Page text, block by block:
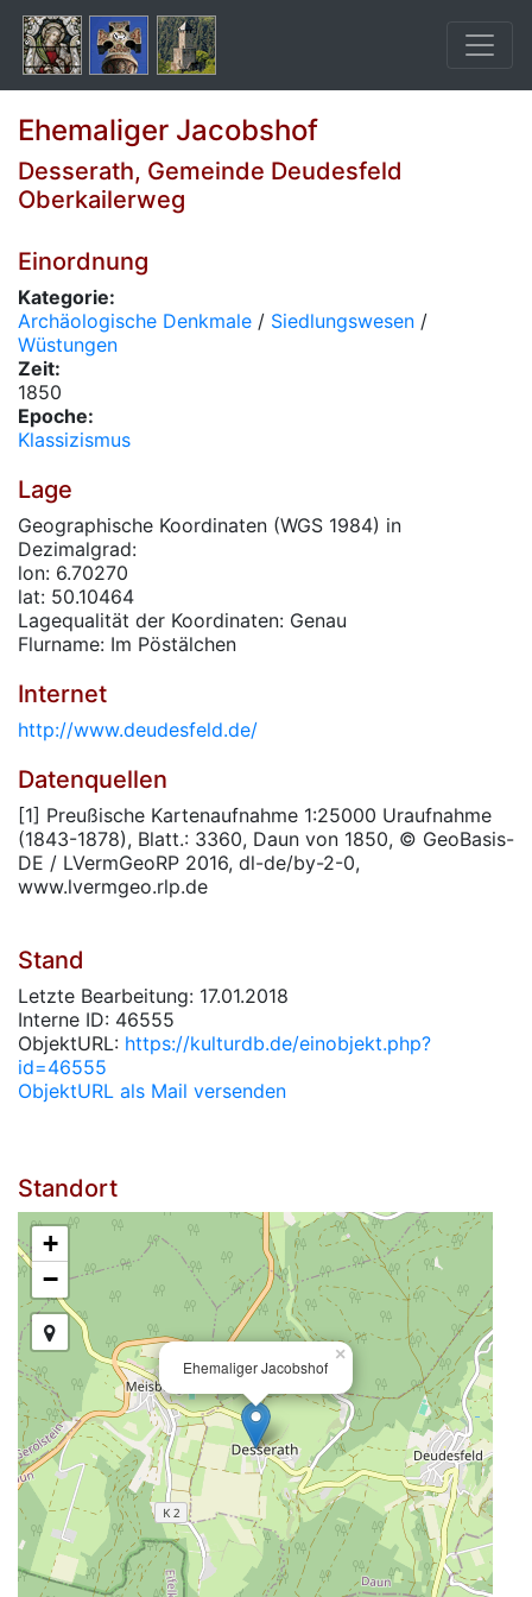
Ehemaliger Jacobshof
Desserath, Gemeinde Deudesfeld
Oberkailerweg
Einordnung
Kategorie:
Archäologische Denkmale / Siedlungswesen /
Wüstungen
Zeit:
1850
Epoche:
Klassizismus
Lage
Geographische Koordinaten (WGS 1984) in
Dezimalgrad:
lon: 6.70270
lat: 50.10464
Lagequalität der Koordinaten: Genau
Flurname: Im Pöstälchen
Internet
http://www.deudesfeld.de/
Datenquellen
[1] Preußische Kartenaufnahme 1:25000 Uraufnahme
(1843-1878), Blatt.: 3360, Daun von 1850, © GeoBasis-
DE / LVermGeoRP 2016, dl-de/by-2-0,
www.lvermgeo.rlp.de
Stand
Letzte Bearbeitung: 17.01.2018
Interne ID: 46555
ObjektURL: https://kulturdb.de/einobjekt.php?
id=46555
ObjektURL als Mail versenden
Standort
Ehemaliger Jacobshof
×
+
−